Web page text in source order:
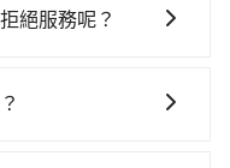
搭乘高鐵單人車費
多花一點錢能讓你
車況，打開車門才
用戶卻遲遲尚未歸
車站的跳表小黃可
品質穩定的tripool，
專車接送，車內除
為優先，載客數也
絕服務呢？
搭車人數或行李超過